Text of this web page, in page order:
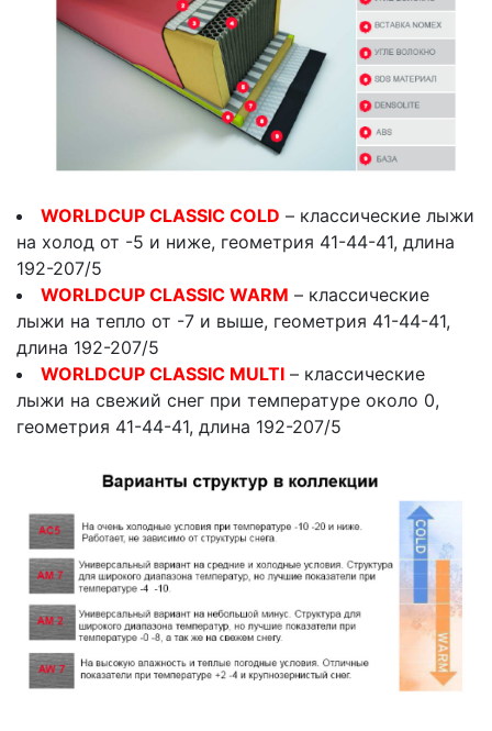
WORLDCUP CLASSIC COLD – классические лыжи
на холод от -5 и ниже, геометрия 41-44-41, длина
192-207/5
WORLDCUP CLASSIC WARM – классические
лыжи на тепло от -7 и выше, геометрия 41-44-41,
длина 192-207/5
WORLDCUP CLASSIC MULTI – классические
лыжи на свежий снег при температуре около 0,
геометрия 41-44-41, длина 192-207/5